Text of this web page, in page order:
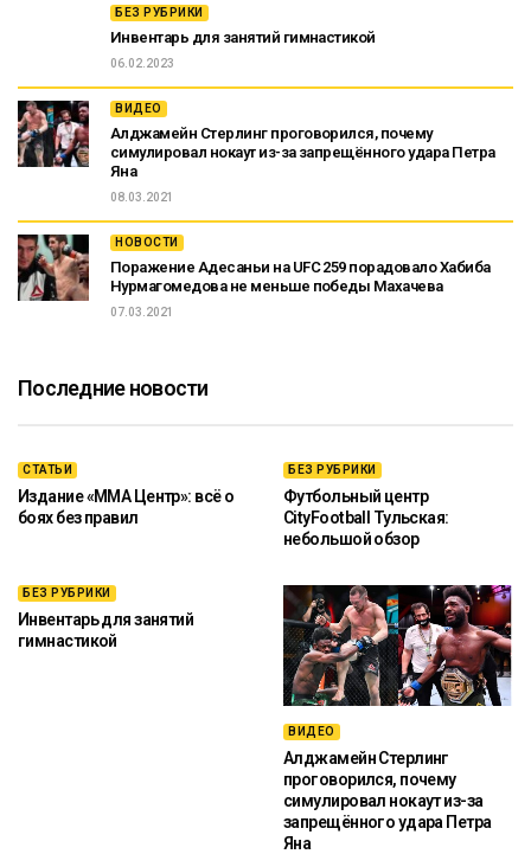
БЕЗ РУБРИКИ
Инвентарь для занятий гимнастикой
06.02.2023
ВИДЕО
Алджамейн Стерлинг проговорился, почему
симулировал нокаут из-за запрещённого удара Петра
Яна
08.03.2021
НОВОСТИ
Поражение Адесаньи на UFC 259 порадовало Хабиба
Нурмагомедова не меньше победы Махачева
07.03.2021
Последние новости
СТАТЬИ
Издание «ММА Центр»: всё о
боях без правил
БЕЗ РУБРИКИ
Футбольный центр
CityFootball Тульская:
небольшой обзор
БЕЗ РУБРИКИ
Инвентарь для занятий
гимнастикой
ВИДЕО
Алджамейн Стерлинг
проговорился, почему
симулировал нокаут из-за
запрещённого удара Петра
Яна